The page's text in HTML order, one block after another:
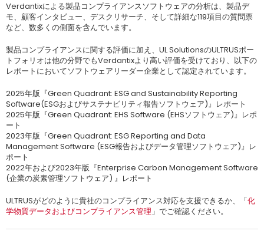
Verdantixによる製品コンプライアンスソフトウェアの分析は、製品デ
モ、顧客インタビュー、デスクリサーチ、そして詳細な119項目の質問票
など、数多くの側面を含んでいます。
製品コンプライアンスに関する評価に加え、UL SolutionsのULTRUSポー
トフォリオは他の分野でもVerdantixより高い評価を受けており、以下の
レポートにおいてソフトウェアリーダー企業として認定されています。
2025年版『Green Quadrant: ESG and Sustainability Reporting
Software(ESGおよびサステナビリティ報告ソフトウェア)』レポート
2025年版『Green Quadrant: EHS Software (EHSソフトウェア)』レポ
ート
2023年版『Green Quadrant: ESG Reporting and Data
Management Software (ESG報告およびデータ管理ソフトウェア)』レ
ポート
2022年および2023年版『Enterprise Carbon Management Software
(企業の炭素管理ソフトウェア) 』レポート
ULTRUSがどのように貴社のコンプライアンス対応を支援できるか、「化
学物質データおよびコンプライアンス管理」でご確認ください。